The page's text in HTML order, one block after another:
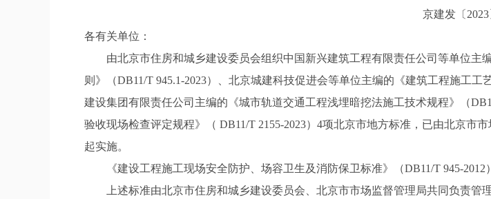
京建发〔2023
各有关单位：
由北京市住房和城乡建设委员会组织中国新兴建筑工程有限责任公司等单位主
则》（DB11/T 945.1-2023）、北京城建科技促进会等单位主编的《建筑工程施工
建设集团有限责任公司主编的《城市轨道交通工程浅埋暗挖法施工技术规程》（
验收现场检查评定规程》（ DB11/T 2155-2023）4项北京市地方标准，已由北京市
起实施。
《建设工程施工现场安全防护、场容卫生及消防保卫标准》（DB11/T 945-2012
上述标准由北京市住房和城乡建设委员会、北京市市场监督管理局共同负责管